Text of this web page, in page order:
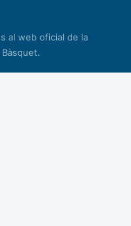
al web oficial de la